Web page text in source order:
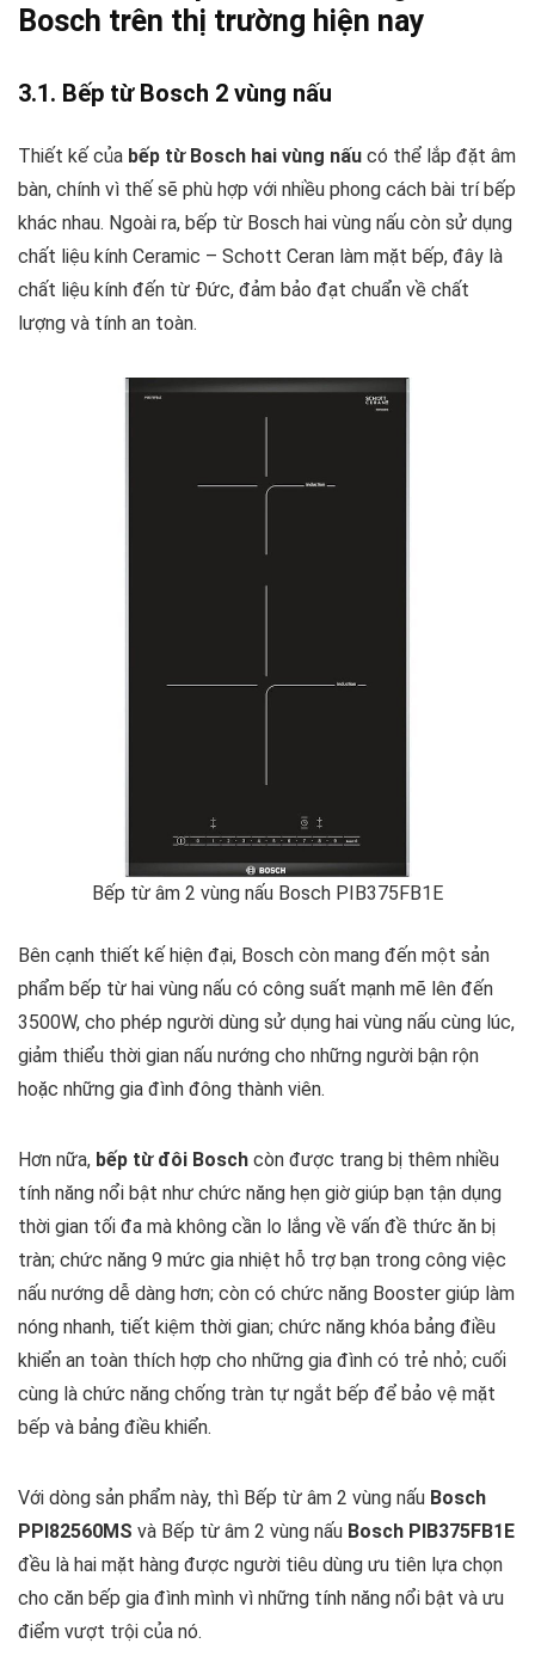
Bosch trên thị trường hiện nay
3.1. Bếp từ Bosch 2 vùng nấu
Thiết kế của bếp từ Bosch hai vùng nấu có thể lắp đặt âm
bàn, chính vì thế sẽ phù hợp với nhiều phong cách bài trí bếp
khác nhau. Ngoài ra, bếp từ Bosch hai vùng nấu còn sử dụng
chất liệu kính Ceramic – Schott Ceran làm mặt bếp, đây là
chất liệu kính đến từ Đức, đảm bảo đạt chuẩn về chất
lượng và tính an toàn.
Bếp từ âm 2 vùng nấu Bosch PIB375FB1E
Bên cạnh thiết kế hiện đại, Bosch còn mang đến một sản
phẩm bếp từ hai vùng nấu có công suất mạnh mẽ lên đến
3500W, cho phép người dùng sử dụng hai vùng nấu cùng lúc,
giảm thiểu thời gian nấu nướng cho những người bận rộn
hoặc những gia đình đông thành viên.
Hơn nữa, bếp từ đôi Bosch còn được trang bị thêm nhiều
tính năng nổi bật như chức năng hẹn giờ giúp bạn tận dụng
thời gian tối đa mà không cần lo lắng về vấn đề thức ăn bị
tràn; chức năng 9 mức gia nhiệt hỗ trợ bạn trong công việc
nấu nướng dễ dàng hơn; còn có chức năng Booster giúp làm
nóng nhanh, tiết kiệm thời gian; chức năng khóa bảng điều
khiển an toàn thích hợp cho những gia đình có trẻ nhỏ; cuối
cùng là chức năng chống tràn tự ngắt bếp để bảo vệ mặt
bếp và bảng điều khiển.
Với dòng sản phẩm này, thì Bếp từ âm 2 vùng nấu Bosch
PPI82560MS và Bếp từ âm 2 vùng nấu Bosch PIB375FB1E
đều là hai mặt hàng được người tiêu dùng ưu tiên lựa chọn
cho căn bếp gia đình mình vì những tính năng nổi bật và ưu
điểm vượt trội của nó.